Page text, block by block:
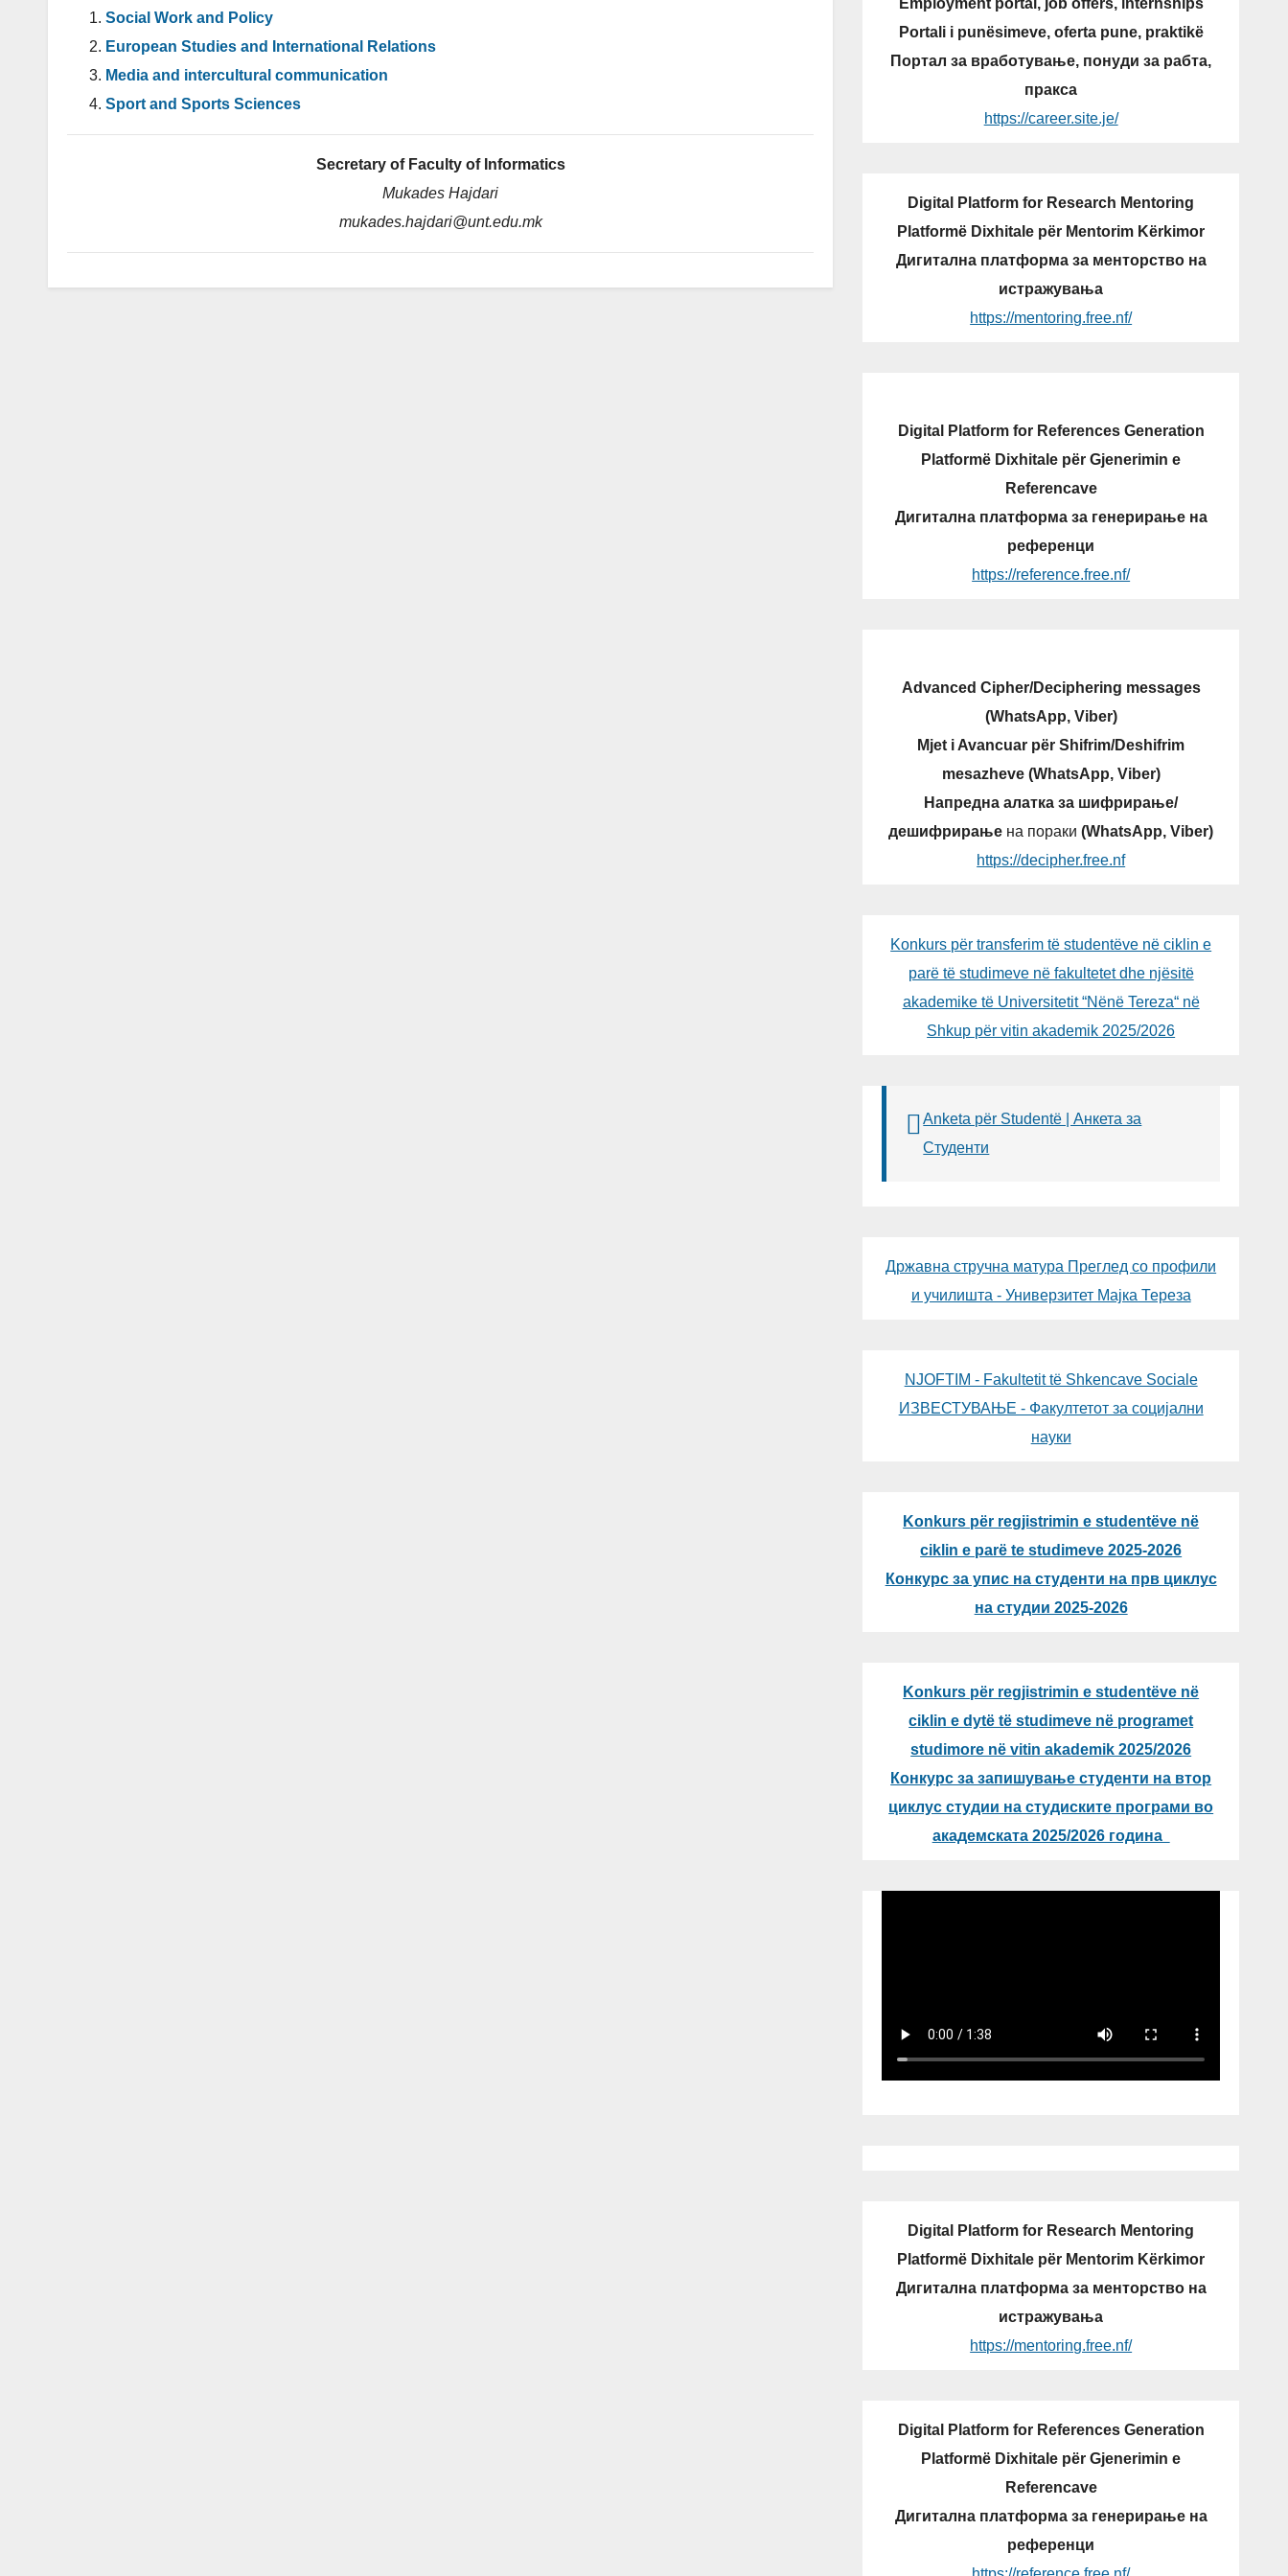
Social Work and Policy
European Studies and International Relations
Media and intercultural communication
Sport and Sports Sciences
Secretary of Faculty of Informatics
Mukades Hajdari
mukades.hajdari@unt.edu.mk
Portali i punësimeve, oferta pune, praktikë
Портал за вработување, понуди за рабта,
пракса
https://career.site.je/
Digital Platform for Research Mentoring
Platformë Dixhitale për Mentorim Kërkimor
Дигитална платформа за менторство на
истражувања
https://mentoring.free.nf/
Digital Platform for References Generation
Platformë Dixhitale për Gjenerimin e
Referencave
Дигитална платформа за генерирање на
референци
https://reference.free.nf/
Advanced Cipher/Deciphering messages
(WhatsApp, Viber)
Mjet i Avancuar për Shifrim/Deshifrim
mesazheve (WhatsApp, Viber)
Напредна алатка за шифрирање/
дешифрирање на пораки(WhatsApp, Viber)
https://decipher.free.nf
Konkurs për transferim të studentëve në ciklin e
parë të studimeve në fakultetet dhe njësitë
akademike të Universitetit “Nënë Tereza“ në
Shkup për vitin akademik 2025/2026
Anketa për Studentë | Анкета за
Студенти
Државна стручна матура Преглед со профили
и училишта - Универзитет Мајка Тереза
NJOFTIM - Fakultetit të Shkencave Sociale
ИЗВЕСТУВАЊЕ - Факултетот за социјални
науки
Konkurs për regjistrimin e studentëve në
ciklin e parë te studimeve 2025-2026
Конкурс за упис на студенти на прв циклус
на студии 2025-2026
Konkurs për regjistrimin e studentëve në
ciklin e dytë të studimeve në programet
studimore në vitin akademik 2025/2026
Конкурс за запишување студенти на втор
циклус студии на студиските програми во
академската 2025/2026 година
Digital Platform for Research Mentoring
Platformë Dixhitale për Mentorim Kërkimor
Дигитална платформа за менторство на
истражувања
https://mentoring.free.nf/
Digital Platform for References Generation
Platformë Dixhitale për Gjenerimin e
Referencave
Дигитална платформа за генерирање на
референци